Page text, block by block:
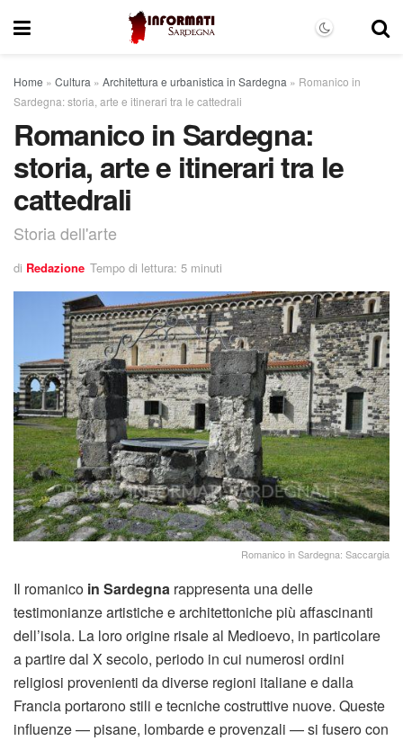
Home » Cultura » Architettura e urbanistica in Sardegna » Romanico in
Sardegna: storia, arte e itinerari tra le cattedrali
Romanico in Sardegna:
storia, arte e itinerari tra le
cattedrali
Storia dell'arte
di Redazione Tempo di lettura: 5 minuti
Romanico in Sardegna: Saccargia
Il romanico in Sardegna rappresenta una delle
testimonianze artistiche e architettoniche più affascinanti
dell’isola. La loro origine risale al Medioevo, in particolare
a partire dal X secolo, periodo in cui numerosi ordini
religiosi provenienti da diverse regioni italiane e dalla
Francia portarono stili e tecniche costruttive nuove. Queste
influenze — pisane, lombarde e provenzali — si fusero con